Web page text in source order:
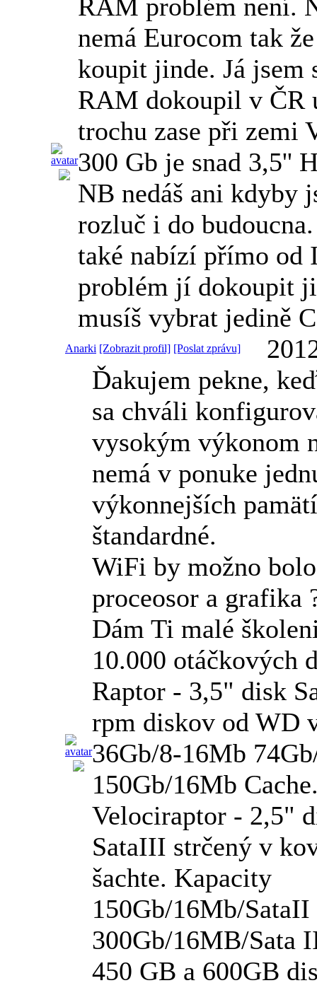
RAM problém není.
nemá Eurocom tak
koupit jinde. Já jsem
RAM dokoupil v ČR
trochu zase při zemi
300 Gb je snad 3,5''
NB nedáš ani kdyby
rozluč i do
také nabízí přímo od
problém jí dokoupit
musíš vybrat jedině
Anarki [Zobrazit profil] [Poslat zprávu]
Ďakujem pekne,
sa chváli
vysokým výkonom
nemá v ponuke
výkonnejších
štandardné.
WiFi by možno
proceosor a grafika
Dám Ti malé
10.000 otáčkových
Raptor - 3,5" disk
rpm diskov od WD
36Gb/8-16Mb
150Gb/16Mb
Velociraptor - 2,5"
SataIII strčený v
šachte. Kapacity
150Gb/16Mb/SataII
300Gb/16MB/Sata
450 GB a 600GB